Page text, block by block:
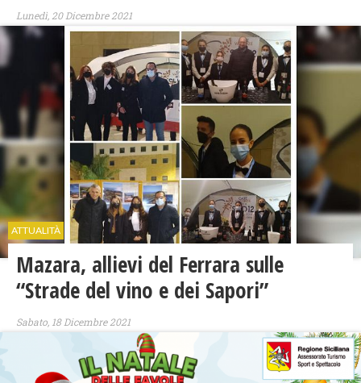
Lunedì, 20 Dicembre 2021
ATTUALITÀ
Mazara, allievi del Ferrara sulle
“Strade del vino e dei Sapori”
Sabato, 18 Dicembre 2021